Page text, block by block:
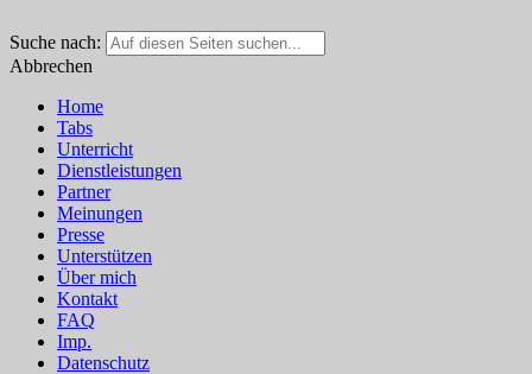
Suche nach:
Abbrechen
Home
Tabs
Unterricht
Dienstleistungen
Partner
Meinungen
Presse
Unterstützen
Über mich
Kontakt
FAQ
Imp.
Datenschutz